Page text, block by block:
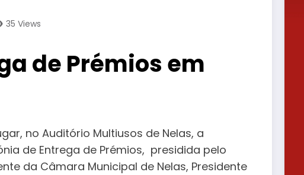
35 Views
de Prémios em
no Auditório Multiusos de Nelas, a
de Entrega de Prémios, presidida pelo
da Câmara Municipal de Nelas, Presidente